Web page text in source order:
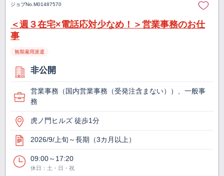
ジョブNo. M01487570
＜週３在宅×電話応対少なめ！＞営業事務のお仕
事
無期雇用派遣
非公開
営業事務（国内営業事務（受発注含まない））、一般事
務
虎ノ門ヒルズ 徒歩1分
2026/9/上旬～長期（3カ月以上）
09:00～17:20
休日：土・日・祝